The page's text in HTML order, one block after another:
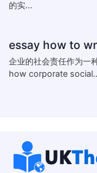
的实...
企业的社会责任作为一
how corporate